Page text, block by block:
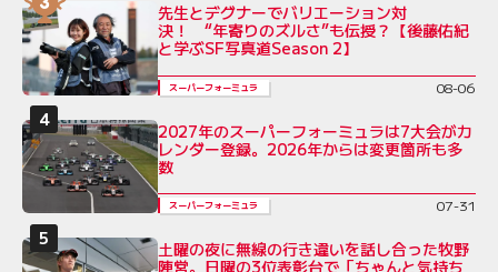
先生とデグナーでバリエーション対
決！ “年寄りのズルさ”も伝授？【後藤佑紀
と学ぶSF写真道Season 2】
スーパーフォーミュラ 08-06
2027年のスーパーフォーミュラは7大会がカ
レンダー登録。2026年からは変更箇所も多
数
スーパーフォーミュラ 07-31
土曜の夜に無線の行き違いを話し合った牧野
陣営。日曜の3位表彰台で「ちゃんと気持ち